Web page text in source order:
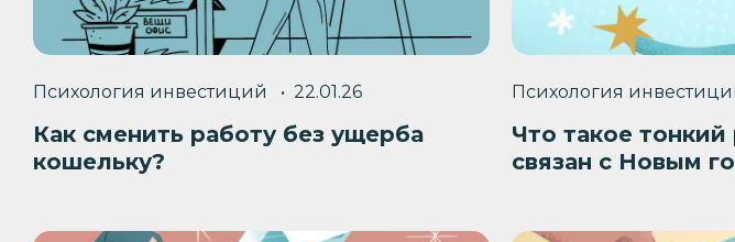
Психология инвестиций 22.01.26
Как сменить работу без ущерба
кошельку?
Психология
Что такое
связан с Новым